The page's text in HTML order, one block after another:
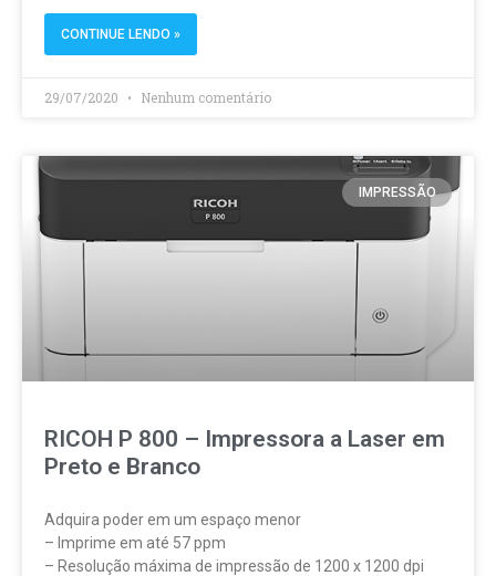
CONTINUE LENDO »
29/07/2020 Nenhum comentário
IMPRESSÃO
RICOH P 800 – Impressora a Laser em
Preto e Branco
Adquira poder em um espaço menor
– Imprime em até 57 ppm
– Resolução máxima de impressão de 1200 x 1200 dpi